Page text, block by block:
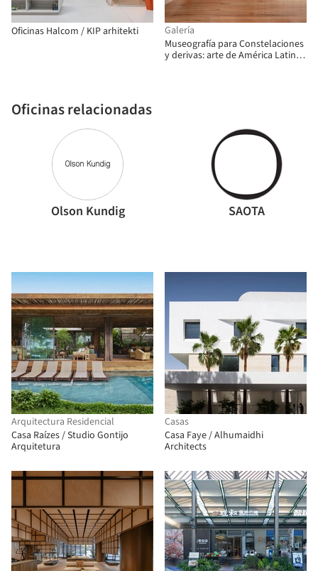
Oficinas Halcom / KIP arhitekti
Oficinas relacionadas
Olson Kundig SAOTA
Galería
Museografía para Constelaciones
y derivas: arte de América Latina
Arquitectura Residencial
Casa Raízes / Studio Gontijo
Arquitetura
Casas
Casa Faye / Alhumaidhi
Architects